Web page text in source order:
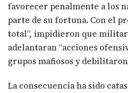
favorecer penalmente a los
parte de su fortuna. Con el
total”, impidieron que
adelantaran “acciones
grupos mafiosos y
La consecuencia ha sido